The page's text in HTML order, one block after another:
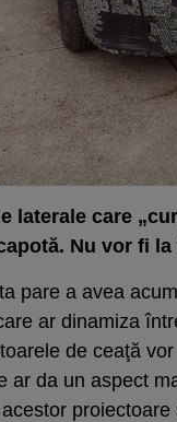
laterale care
Nu vor fi
pare a avea
ar dinamiza
de ceaţă
ar da un aspect